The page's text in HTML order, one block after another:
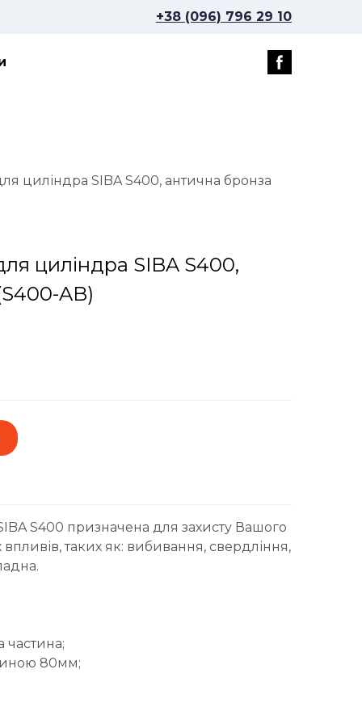
+38 (096) 796 29 10
циліндра SIBA S400, антична бронза
циліндра SIBA S400,
AB)
S400 призначена для захисту Вашого
таких як: вибивання, свердління,
частина;
80мм;